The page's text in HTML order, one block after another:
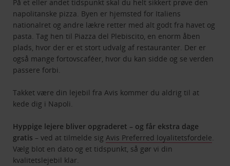
På et eller andet tidspunkt skal du helt sikkert prøve den
napolitanske pizza. Byen er hjemsted for Italiens
nationalret og andre lækre retter med alt godt fra havet og
pasta. Tag hen til Piazza del Plebiscito, en enorm åben
plads, hvor der er et stort udvalg af restauranter. Der er
også mange fortovscaféer, hvor du kan sidde og se verden
passere forbi.
Takket være din lejebil fra Avis kommer du aldrig til at
kede dig i Napoli.
Hyppige lejere bliver opgraderet – og får ekstra dage
gratis – ved at tilmelde sigAvis Preferred loyalitetsfordele.
Vælg blot en dato og et tidspunkt, så gør vi din
kvalitetslejebil klar.